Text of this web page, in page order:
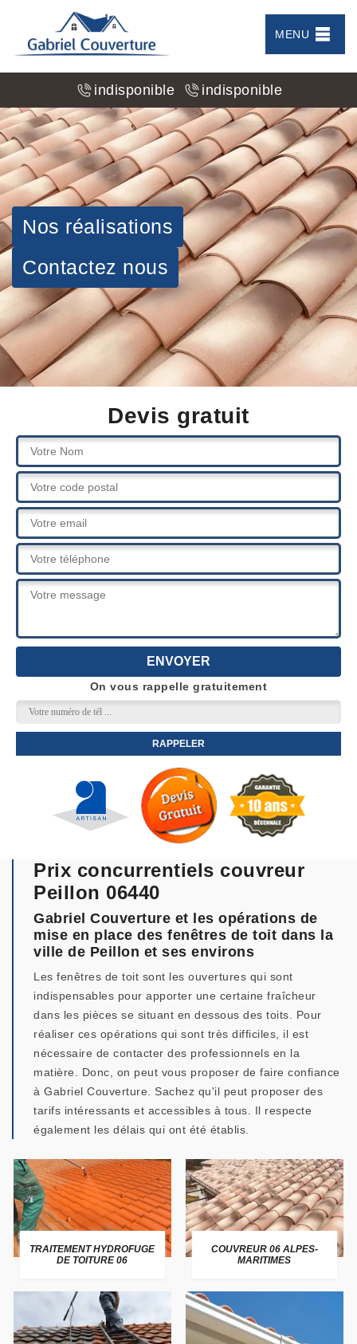
MENU
indisponible indisponible
Nos réalisations
Contactez nous
Devis gratuit
On vous rappelle gratuitement
Prix concurrentiels couvreur
Peillon 06440
Gabriel Couverture et les opérations de
mise en place des fenêtres de toit dans la
ville de Peillon et ses environs
Les fenêtres de toit sont les ouvertures qui sont
indispensables pour apporter une certaine fraîcheur
dans les pièces se situant en dessous des toits. Pour
réaliser ces opérations qui sont très difficiles, il est
nécessaire de contacter des professionnels en la
matière. Donc, on peut vous proposer de faire confiance
à Gabriel Couverture. Sachez qu'il peut proposer des
tarifs intéressants et accessibles à tous. Il respecte
également les délais qui ont été établis.
TRAITEMENT HYDROFUGE
DE TOITURE 06
COUVREUR 06 ALPES-
MARITIMES